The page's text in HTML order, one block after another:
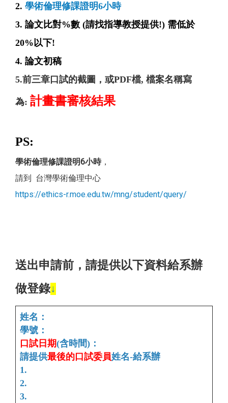
2. 學術倫理修課證明6小時
3. 論文比對%數 (請找指導教授提供!) 需低於
20%以下!
4. 論文初稿
5.前三章口試的截圖，或PDF檔, 檔案名稱寫
為: 計畫書審核結果
PS:
學術倫理修課證明6小時，
請到 台灣學術倫理中心
https://ethics-r.moe.edu.tw/mng/student/query/
送出申請前，請提供以下資料給系辦
做登錄↓
姓名：
學號：
口試日期(含時間)：
請提供最後的口試委員姓名-給系辦
1.
2.
3.